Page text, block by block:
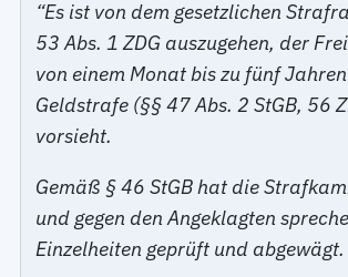
“Es ist von dem gesetzlichen
53 Abs. 1 ZDG auszugehen, der
von einem Monat bis zu fünf
Geldstrafe (§§ 47 Abs. 2 StGB, 56
vorsieht.
Gemäß § 46 StGB hat die
und gegen den Angeklagten
Einzelheiten geprüft und abgewägt.